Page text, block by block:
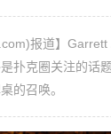
报道】
是扑克圈关注的
的召唤。